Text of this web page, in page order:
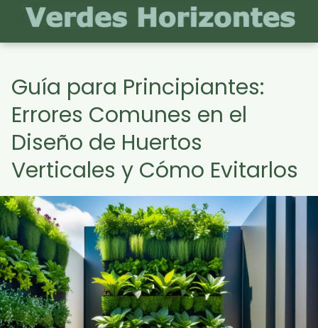
Guía para Principiantes:
Errores Comunes en el
Diseño de Huertos
Verticales y Cómo Evitarlos